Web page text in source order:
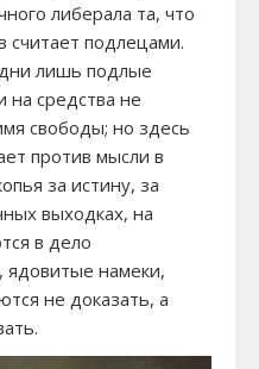
либерала та, что
считает подлецами.
лишь подлые
средства не
свободы; но здесь
против мысли в
за истину, за
выходках, на
в дело
ядовитые намеки,
не доказать, а